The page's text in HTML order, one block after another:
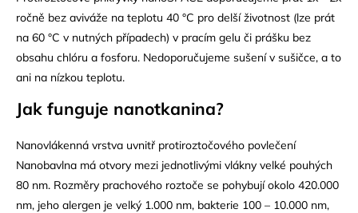
ročně bez aviváže na teplotu 40 °C pro delší životnost (lze prát
na 60 °C v nutných případech) v pracím gelu či prášku bez
obsahu chlóru a fosforu. Nedoporučujeme sušení v sušičce, a to
ani na nízkou teplotu.
Jak funguje nanotkanina?
Nanovlákenná vrstva uvnitř protiroztočového povlečení
Nanobavlna má otvory mezi jednotlivými vlákny velké pouhých
80 nm. Rozměry prachového roztoče se pohybují okolo 420.000
nm, jeho alergen je velký 1.000 nm, bakterie 100 – 10.000 nm,